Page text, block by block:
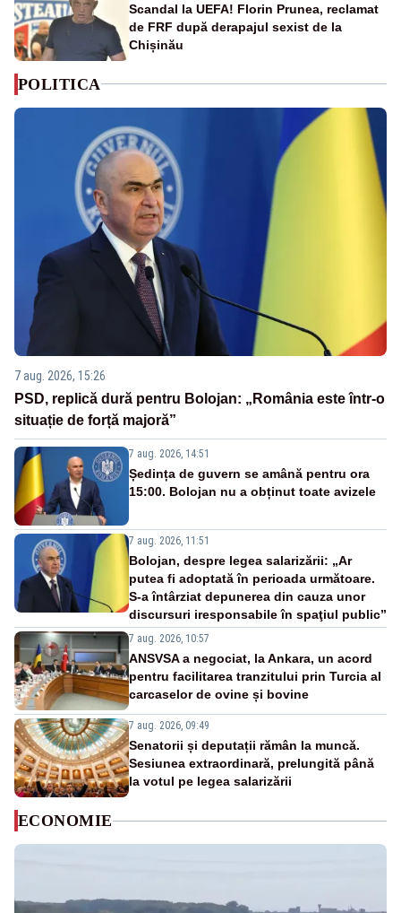
Scandal la UEFA! Florin Prunea, reclamat
de FRF după derapajul sexist de la
Chișinău
POLITICA
7 aug. 2026, 15:26
PSD, replică dură pentru Bolojan: „România este într-o
situație de forță majoră”
7 aug. 2026, 14:51
Ședința de guvern se amână pentru ora
15:00. Bolojan nu a obținut toate avizele
7 aug. 2026, 11:51
Bolojan, despre legea salarizării: „Ar
putea fi adoptată în perioada următoare.
S-a întârziat depunerea din cauza unor
discursuri iresponsabile în spaţiul public”
7 aug. 2026, 10:57
ANSVSA a negociat, la Ankara, un acord
pentru facilitarea tranzitului prin Turcia al
carcaselor de ovine și bovine
7 aug. 2026, 09:49
Senatorii și deputații rămân la muncă.
Sesiunea extraordinară, prelungită până
la votul pe legea salarizării
ECONOMIE